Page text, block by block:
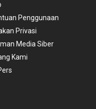
Penggunaan
Privasi
Media Siber
Kami